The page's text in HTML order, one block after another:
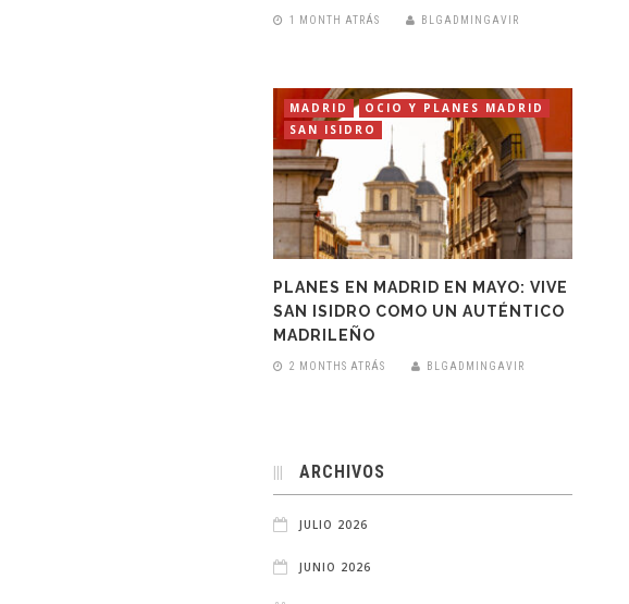
1 MONTH ATRÁS BLGADMINGAVIR
MADRID
OCIO Y PLANES MADRID
SAN ISIDRO
PLANES EN MADRID EN MAYO: VIVE
SAN ISIDRO COMO UN AUTÉNTICO
MADRILEÑO
2 MONTHS ATRÁS BLGADMINGAVIR
ARCHIVOS
JULIO 2026
JUNIO 2026